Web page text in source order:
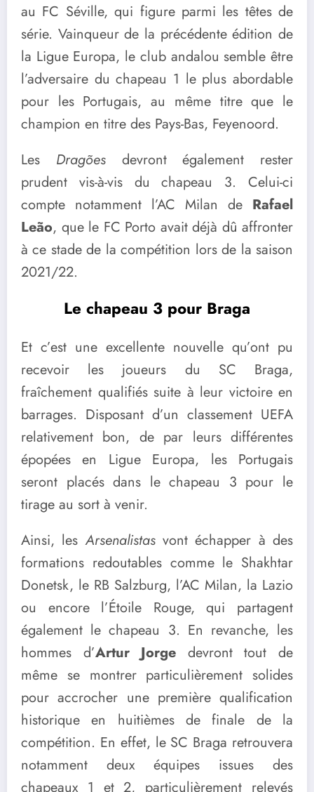
au FC Séville, qui figure parmi les têtes de
série. Vainqueur de la précédente édition de
la Ligue Europa, le club andalou semble être
l’adversaire du chapeau 1 le plus abordable
pour les Portugais, au même titre que le
champion en titre des Pays-Bas, Feyenoord.
Les Dragõesdevront également rester
prudent vis-à-vis du chapeau 3. Celui-ci
compte notamment l’AC Milan de Rafael
Leão, que le FC Porto avait déjà dû affronter
à ce stade de la compétition lors de la saison
2021/22.
Le chapeau 3 pour Braga
Et c’est une excellente nouvelle qu’ont pu
recevoir les joueurs du SC Braga,
fraîchement qualifiés suite à leur victoire en
barrages. Disposant d’un classement UEFA
relativement bon, de par leurs différentes
épopées en Ligue Europa, les Portugais
seront placés dans le chapeau 3 pour le
tirage au sort à venir.
Ainsi, lesArsenalistasvont échapper à des
formations redoutables comme le Shakhtar
Donetsk, le RB Salzburg, l’AC Milan, la Lazio
ou encore l’Étoile Rouge, qui partagent
également le chapeau 3. En revanche, les
hommes d’Artur Jorge devront tout de
même se montrer particulièrement solides
pour accrocher une première qualification
historique en huitièmes de finale de la
compétition. En effet, le SC Braga retrouvera
notamment deux équipes issues des
chapeaux 1 et 2, particulièrement relevés